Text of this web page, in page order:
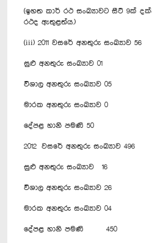
(ඉහත කාර් රථ සංඛ්‍යාවට සීට් 9ක්
රථද ඇතුළත්ය.)
(iii) 2011 වසරේ අනතුරු සංඛ්‍යාව 56
සුළු අනතුරු සංඛ්‍යාව 01
විශාල අනතුරු සංඛ්‍යාව 05
මාරක අනතුරු සංඛ්‍යාව 0
දේපළ හානි පමණි 50
2012 වසරේ අනතුරු සංඛ්‍යාව 496
සුළු අනතුරු සංඛ්‍යාව 16
විශාල අනතුරු සංඛ්‍යාව 26
මාරක අනතුරු සංඛ්‍යාව 04
දේපළ හානි පමණි 450